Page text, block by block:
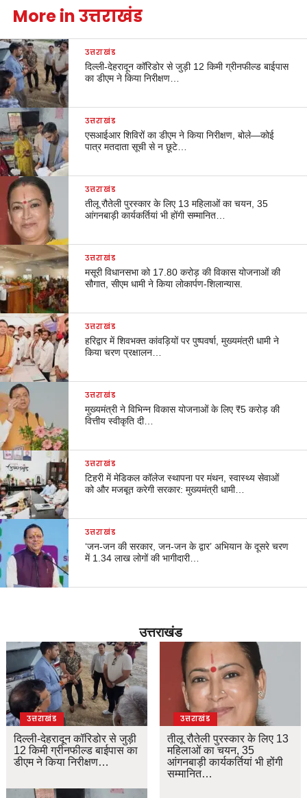
More in उत्तराखंड
उत्तराखंड
दिल्ली-देहरादून कॉरिडोर से जुड़ी 12 किमी ग्रीनफील्ड बाईपास
का डीएम ने किया निरीक्षण…
उत्तराखंड
एसआईआर शिविरों का डीएम ने किया निरीक्षण, बोले—कोई
पात्र मतदाता सूची से न छूटे…
उत्तराखंड
तीलू रौतेली पुरस्कार के लिए 13 महिलाओं का चयन, 35
आंगनबाड़ी कार्यकर्तियां भी होंगी सम्मानित…
उत्तराखंड
मसूरी विधानसभा को 17.80 करोड़ की विकास योजनाओं की
सौगात, सीएम धामी ने किया लोकार्पण-शिलान्यास.
उत्तराखंड
हरिद्वार में शिवभक्त कांवड़ियों पर पुष्पवर्षा, मुख्यमंत्री धामी ने
किया चरण प्रक्षालन…
उत्तराखंड
मुख्यमंत्री ने विभिन्न विकास योजनाओं के लिए ₹5 करोड़ की
वित्तीय स्वीकृति दी…
उत्तराखंड
टिहरी में मेडिकल कॉलेज स्थापना पर मंथन, स्वास्थ्य सेवाओं
को और मजबूत करेगी सरकार: मुख्यमंत्री धामी…
उत्तराखंड
‘जन-जन की सरकार, जन-जन के द्वार’ अभियान के दूसरे चरण
में 1.34 लाख लोगों की भागीदारी…
उत्तराखंड
उत्तराखंड
दिल्ली-देहरादून कॉरिडोर से जुड़ी
12 किमी ग्रीनफील्ड बाईपास का
डीएम ने किया निरीक्षण…
उत्तराखंड
तीलू रौतेली पुरस्कार के लिए 13
महिलाओं का चयन, 35
आंगनबाड़ी कार्यकर्तियां भी होंगी
सम्मानित…